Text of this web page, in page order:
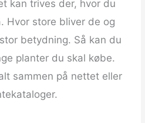
kan trives der, hvor du
Hvor store bliver de og
betydning. Så kan du
planter du skal købe.
sammen på nettet eller